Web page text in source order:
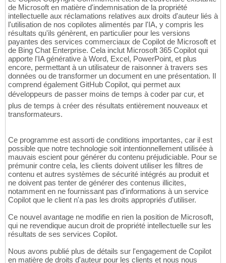
de Microsoft en matière d'indemnisation de la propriété
intellectuelle aux réclamations relatives aux droits d'auteur liés à
l'utilisation de nos copilotes alimentés par l'IA, y compris les
résultats qu'ils génèrent, en particulier pour les versions
payantes des services commerciaux de Copilot de Microsoft et
de Bing Chat Enterprise. Cela inclut Microsoft 365 Copilot qui
apporte l'IA générative à Word, Excel, PowerPoint, et plus
encore, permettant à un utilisateur de raisonner à travers ses
données ou de transformer un document en une présentation. Il
comprend également GitHub Copilot, qui permet aux
développeurs de passer moins de temps à coder par cur, et
plus de temps à créer des résultats entièrement nouveaux et
transformateurs.
Ce programme est assorti de conditions importantes, car il est
possible que notre technologie soit intentionnellement utilisée à
mauvais escient pour générer du contenu préjudiciable. Pour se
prémunir contre cela, les clients doivent utiliser les filtres de
contenu et autres systèmes de sécurité intégrés au produit et
ne doivent pas tenter de générer des contenus illicites,
notamment en ne fournissant pas d'informations à un service
Copilot que le client n'a pas les droits appropriés d'utiliser.
Ce nouvel avantage ne modifie en rien la position de Microsoft,
qui ne revendique aucun droit de propriété intellectuelle sur les
résultats de ses services Copilot.
Nous avons publié plus de détails sur l'engagement de Copilot
en matière de droits d'auteur pour les clients et nous nous